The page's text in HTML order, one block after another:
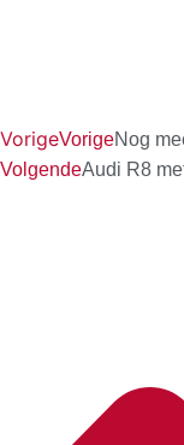
VorigeVorigeNog
VolgendeAudi R8